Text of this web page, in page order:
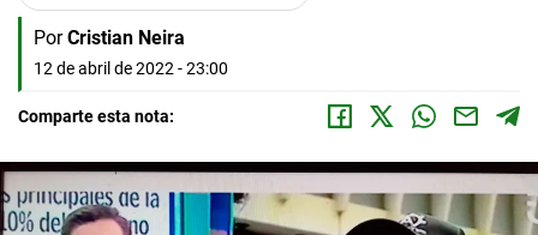
Por Cristian Neira
12 de abril de 2022 - 23:00
Comparte esta nota: